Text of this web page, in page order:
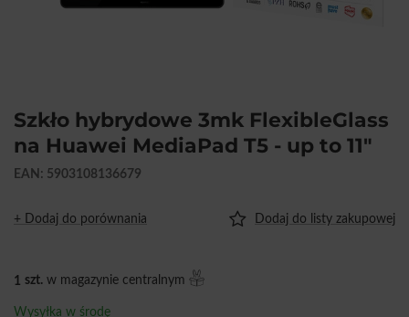
Szkło hybrydowe 3mk FlexibleGlass
na Huawei MediaPad T5 - up to 11"
EAN: 5903108136679
+ Dodaj do porównania Dodaj do listy zakupowej
1 szt. w magazynie centralnym
Wysyłka w środę